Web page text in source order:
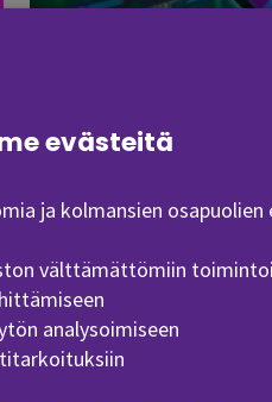
in a new window)
eSports opetuksessa
evästeitä
ja kolmansien
välttämättömiin
analysoimiseen